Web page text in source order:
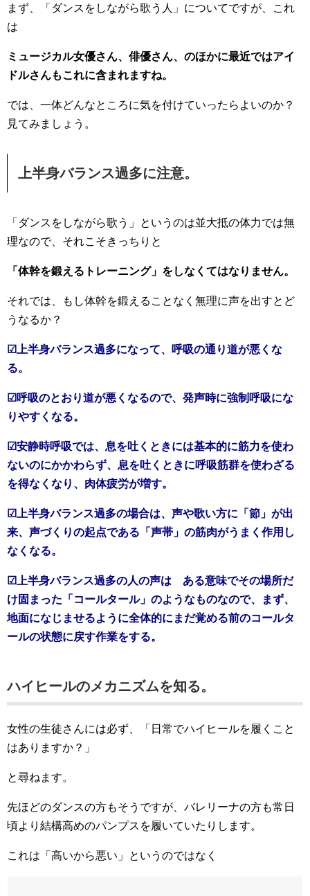
まず、「ダンスをしながら歌う人」についてですが、これ
は
ミュージカル女優さん、俳優さん、のほかに最近ではアイ
ドルさんもこれに含まれますね。
では、一体どんなところに気を付けていったらよいのか？
見てみましょう。
上半身バランス過多に注意。
「ダンスをしながら歌う」というのは並大抵の体力では無
理なので、それこそきっちりと
「体幹を鍛えるトレーニング」をしなくてはなりません。
それでは、もし体幹を鍛えることなく無理に声を出すとど
うなるか？
☑上半身バランス過多になって、呼吸の通り道が悪くな
る。
☑呼吸のとおり道が悪くなるので、発声時に強制呼吸にな
りやすくなる。
☑安静時呼吸では、息を吐くときには基本的に筋力を使わ
ないのにかかわらず、息を吐くときに呼吸筋群を使わざる
を得なくなり、肉体疲労が増す。
☑上半身バランス過多の場合は、声や歌い方に「節」が出
来、声づくりの起点である「声帯」の筋肉がうまく作用し
なくなる。
☑上半身バランス過多の人の声は ある意味でその場所だ
け固まった「コールタール」のようなものなので、まず、
地面になじませるように全体的にまだ覚める前のコールタ
ールの状態に戻す作業をする。
ハイヒールのメカニズムを知る。
女性の生徒さんには必ず、「日常でハイヒールを履くこと
はありますか？」
と尋ねます。
先ほどのダンスの方もそうですが、バレリーナの方も常日
頃より結構高めのパンプスを履いていたりします。
これは「高いから悪い」というのではなく